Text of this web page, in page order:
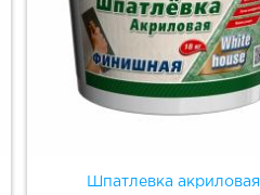
Шпатлевка акриловая